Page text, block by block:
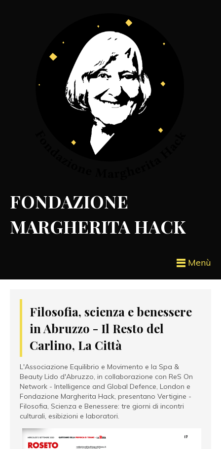
FONDAZIONE
MARGHERITA HACK
Menù
Filosofia, scienza e benessere
in Abruzzo - Il Resto del
Carlino, La Città
L'Associazione Equilibrio e Movimento e la Spa &
Beauty Lido d'Abruzzo, in collaborazione con ReS On
Network - Intelligence and Global Defence, London e
Fondazione Margherita Hack, presentano Vertigine -
Filosofia, Scienza e Benessere: tre giorni di incontri
culturali, esibizioni e laboratori.